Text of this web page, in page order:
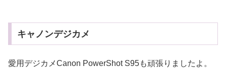
キャノンデジカメ
愛用デジカメCanon PowerShot S95も頑張りましたよ。